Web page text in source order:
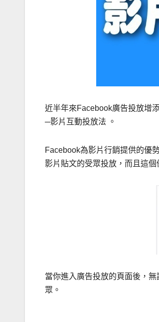
近半年來Facebook廣告投放增
─影片互動投放法 。
Facebook為影片行銷提供的優
影片貼文的受眾投放，而且這
當你進入廣告投放的頁面後，
眾。